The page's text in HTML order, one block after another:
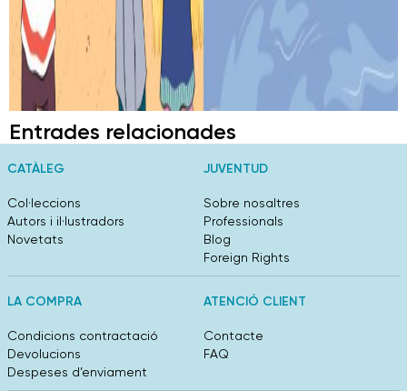
Entrades relacionades
CATÀLEG
Col·leccions
Autors i il·lustradors
Novetats
JUVENTUD
Sobre nosaltres
Professionals
Blog
Foreign Rights
LA COMPRA
Condicions contractació
Devolucions
Despeses d’enviament
ATENCIÓ CLIENT
Contacte
FAQ